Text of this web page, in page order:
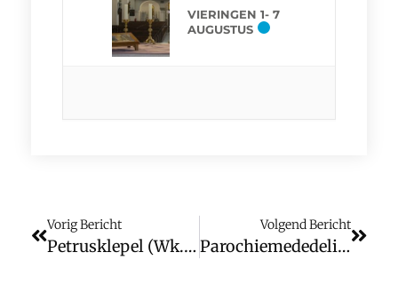
VIERINGEN 1- 7
AUGUSTUS
Vorig Bericht
Petrusklepel (wk. 40)
Volgend Bericht
Parochiemededelingen (wk. 41)